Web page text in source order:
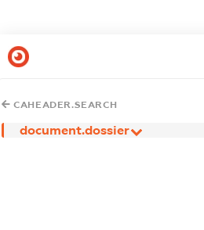
CAHEADER.SEARCH
document.dossier